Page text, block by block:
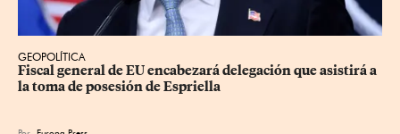
GEOPOLÍTICA
Fiscal general de EU encabezará delegación que asistirá a
la toma de posesión de Espriella